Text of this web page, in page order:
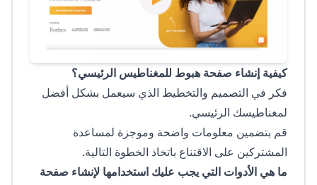
كيفية إنشاء صفحة هبوط للمغناطيس الرئيسي؟
فكر في التصميم والتخطيط الذي سيعمل بشكل أفضل
لمغناطيسك الرئيسي.
قم بتضمين معلومات واضحة وموجزة لمساعدة
المشتركين على الاقتناع باتخاذ الخطوة التالية.
ما هي الأدوات التي يجب عليك استخدامها لإنشاء صفحة